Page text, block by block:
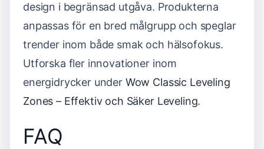
design i begränsad utgåva. Produkterna
anpassas för en bred målgrupp och speglar
trender inom både smak och hälsofokus.
Utforska fler innovationer inom
energidrycker under Wow Classic Leveling
Zones – Effektiv och Säker Leveling.
FAQ